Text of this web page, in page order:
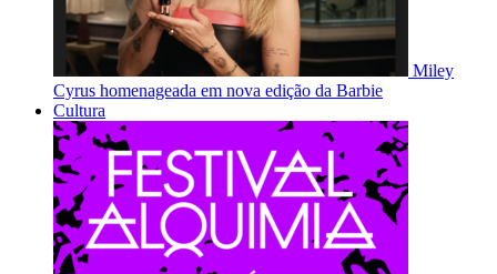
Miley
Cyrus homenageada em nova edição da Barbie
Cultura